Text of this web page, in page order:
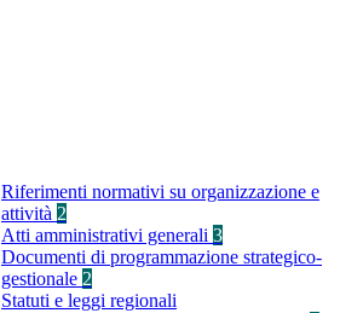
Riferimenti normativi su organizzazione e
attività 2
Atti amministrativi generali 3
Documenti di programmazione strategico-
gestionale 2
Statuti e leggi regionali